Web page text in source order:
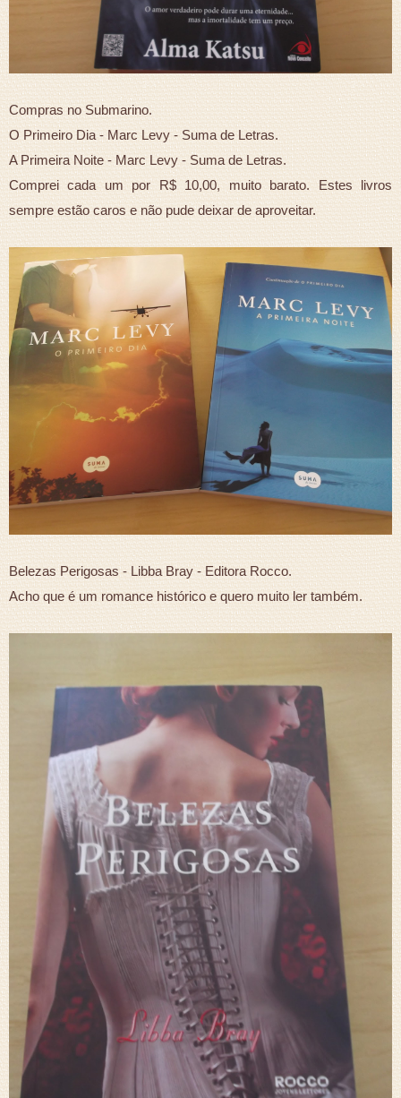
Compras no Submarino.
O Primeiro Dia - Marc Levy - Suma de Letras.
A Primeira Noite - Marc Levy - Suma de Letras.
Comprei cada um por R$ 10,00, muito barato. Estes livros
sempre estão caros e não pude deixar de aproveitar.
Belezas Perigosas - Libba Bray - Editora Rocco.
Acho que é um romance histórico e quero muito ler também.